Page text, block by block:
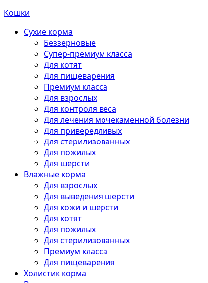
Кошки
Сухие корма
Беззерновые
Супер-премиум класса
Для котят
Для пищеварения
Премиум класса
Для взрослых
Для контроля веса
Для лечения мочекаменной болезни
Для привередливых
Для стерилизованных
Для пожилых
Для шерсти
Влажные корма
Для взрослых
Для выведения шерсти
Для кожи и шерсти
Для котят
Для пожилых
Для стерилизованных
Премиум класса
Для пищеварения
Холистик корма